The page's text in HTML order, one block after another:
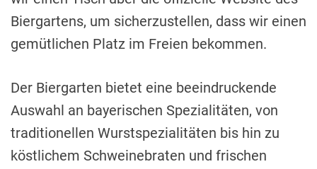
Biergartens, um sicherzustellen, dass wir einen
gemütlichen Platz im Freien bekommen.
Der Biergarten bietet eine beeindruckende
Auswahl an bayerischen Spezialitäten, von
traditionellen Wurstspezialitäten bis hin zu
köstlichem Schweinebraten und frischen